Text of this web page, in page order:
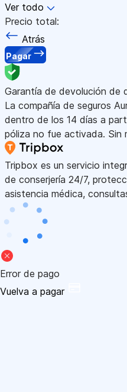
Ver todo
Precio total:
Atrás
Pagar
Garantía de devolución de
La compañía de seguros
dentro de los 14 días a
póliza no fue activada. Sin
Tripbox es un servicio
de conserjería 24/7,
asistencia médica,
Error de pago
Vuelva a pagar